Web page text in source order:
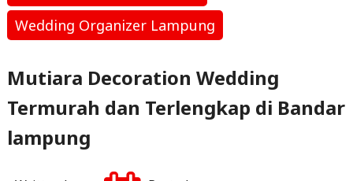
o
k
p
Medan
TERMURAH
Bandar
Lampung"
Wedding Organizer Lampung
Mutiara Decoration Wedding
Termurah dan Terlengkap di Bandar
lampung